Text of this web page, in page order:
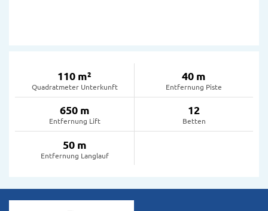
110 m²
Quadratmeter Unterkunft
40 m
Entfernung Piste
650 m
Entfernung Lift
12
Betten
50 m
Entfernung Langlauf